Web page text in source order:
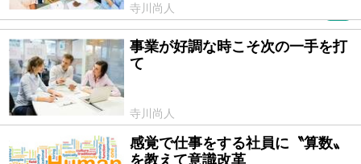
寺川尚人
2016/10/04
事業が好調な時こそ次の一手を打
て
寺川尚人
2016/09/12
感覚で仕事をする社員に〝算数〟
を教えて意識改革